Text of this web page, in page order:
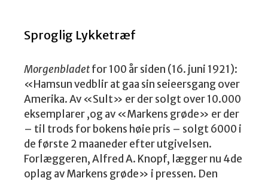
Sproglig Lykketræf
Morgenbladetfor 100 år siden (16. juni 1921):
«Hamsun vedblir at gaa sin seieersgang over
Amerika. Av «Sult» er der solgt over 10.000
eksemplarer ,og av «Markens grøde» er der
– til trods for bokens høie pris – solgt 6000 i
de første 2 maaneder efter utgivelsen.
Forlæggeren, Alfred A. Knopf, lægger nu 4de
oplag av Markens grøde» i pressen. Den